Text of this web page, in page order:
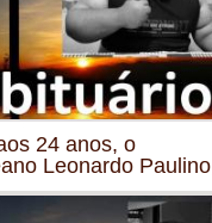
24 anos, o
Leonardo Paulino